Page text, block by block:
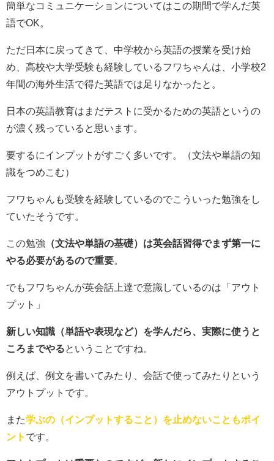
簡単なコミュニケーションについてはこの期間で学んだ英
語でOK。
ただ日本に戻ってきて、中学校から英語の授業を受け始
め、高校や大学受験も経験しているフワちゃんは、小学校2
年間の海外生活で得た英語では足りなかったと。
日本の英語教育はまだテストに受かるための英語というの
が濃く残っていると思います。
要するにインプットがすごく多いです。（文法や単語の知
識をつめこむ）
フワちゃんも受験を経験しているのでこういった勉強をし
ていたそうです。
この勉強 （文法や単語の基礎）は英会話習得でまず第一に
やる必要があるので重要。
でもフワちゃんが英会話上達で意識しているのは「アウト
プット」
新しい知識（単語や表現など）を学んだら、実際に使うと
ころまでやるということですね。
例えば、例文を書いてみたり、会話で使ってみたりという
アウトプットです。
また学ぶの（インプットすること）を止めないこともポイ
ント です。